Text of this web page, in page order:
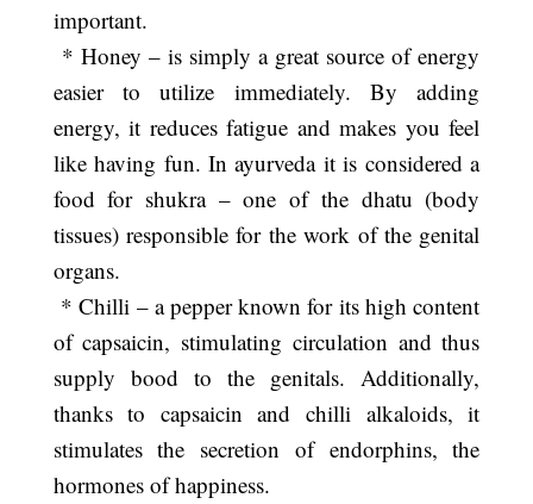
important.
* Honey – is simply a great source of energy
easier to utilize immediately. By adding
energy, it reduces fatigue and makes you feel
like having fun. In ayurveda it is considered a
food for shukra – one of the dhatu (body
tissues) responsible for the work of the genital
organs.
* Chilli – a pepper known for its high content
of capsaicin, stimulating circulation and thus
supply bood to the genitals. Additionally,
thanks to capsaicin and chilli alkaloids, it
stimulates the secretion of endorphins, the
hormones of happiness.